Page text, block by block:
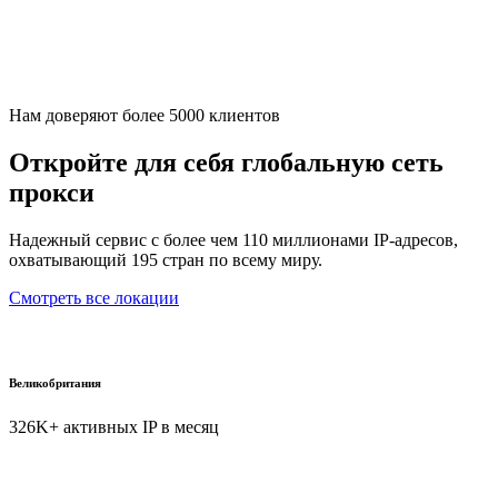
Нам доверяют более 5000 клиентов
Откройте для себя глобальную сеть
прокси
Надежный сервис с более чем 110 миллионами IP-адресов,
охватывающий 195 стран по всему миру.
Смотреть все локации
Великобритания
326K+ активных IP в месяц